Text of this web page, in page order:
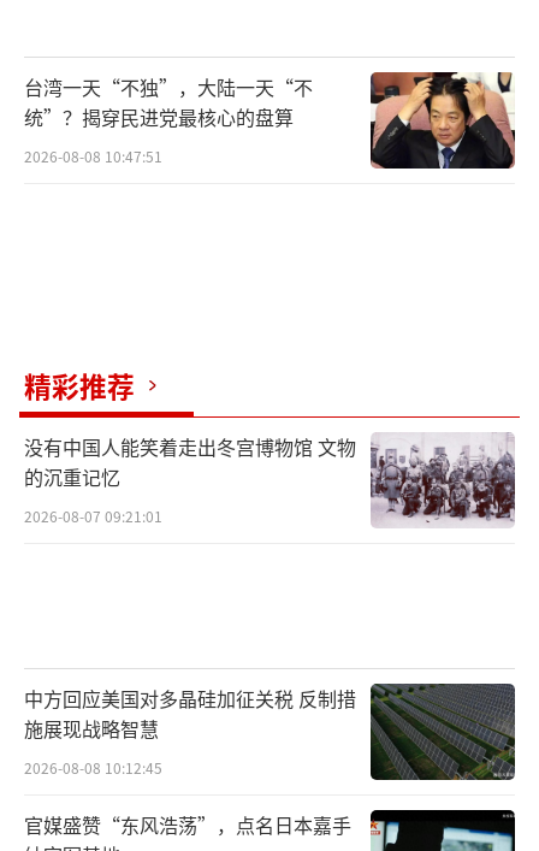
台湾一天“不独”，大陆一天“不
统”？揭穿民进党最核心的盘算
2026-08-08 10:47:51
精彩推荐
没有中国人能笑着走出冬宫博物馆 文物
的沉重记忆
2026-08-07 09:21:01
中方回应美国对多晶硅加征关税 反制措
施展现战略智慧
2026-08-08 10:12:45
官媒盛赞“东风浩荡”，点名日本嘉手